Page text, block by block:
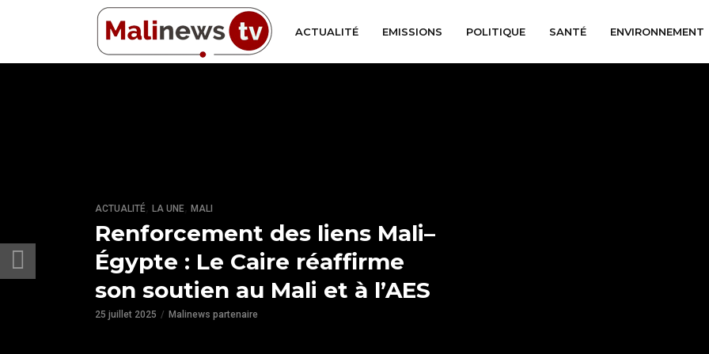
ACTUALITÉ EMISSIONS POLITIQUE SANTÉ ENVIRONNEMENT
ACTUALITÉ LA UNE MALI
Renforcement des liens Mali–
Égypte : Le Caire réaffirme
son soutien au Mali et à l’AES
25 juillet 2025 Malinews partenaire